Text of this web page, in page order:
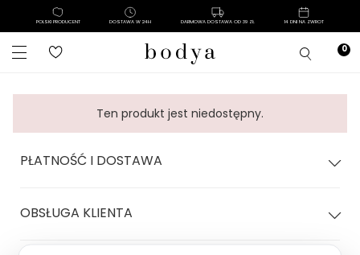
POLSKI PRODUCENT DOSTAWA W 24H DARMOWA DOSTAWA OD 39 ZŁ 14 DNI NA ZWROT
Ten produkt jest niedostępny.
PŁATNOŚĆ I DOSTAWA
OBSŁUGA KLIENTA